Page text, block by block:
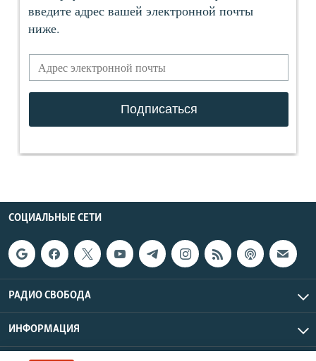
СОЦИАЛЬНЫЕ СЕТИ
РАДИО СВОБОДА
ИНФОРМАЦИЯ